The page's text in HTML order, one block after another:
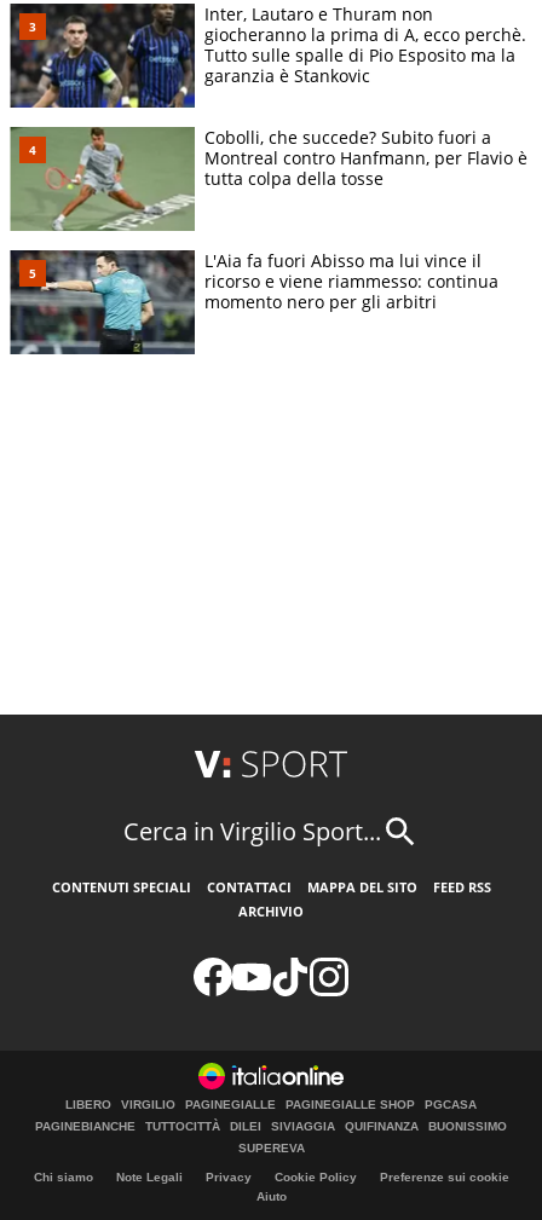
Inter, Lautaro e Thuram non
giocheranno la prima di A, ecco perchè.
Tutto sulle spalle di Pio Esposito ma la
garanzia è Stankovic
Cobolli, che succede? Subito fuori a
Montreal contro Hanfmann, per Flavio è
tutta colpa della tosse
L'Aia fa fuori Abisso ma lui vince il
ricorso e viene riammesso: continua
momento nero per gli arbitri
Cerca in Virgilio Sport...
CONTENUTI SPECIALI CONTATTACI MAPPA DEL SITO
FEED RSS
ARCHIVIO
LIBERO VIRGILIO PAGINEGIALLE PAGINEGIALLE SHOP
PGCASA
PAGINEBIANCHE
TUTTOCITTÀ DILEI SIVIAGGIA QUIFINANZA
BUONISSIMO
SUPEREVA
Chi siamo Note Legali Privacy Cookie Policy
Preferenze sui cookie
Aiuto